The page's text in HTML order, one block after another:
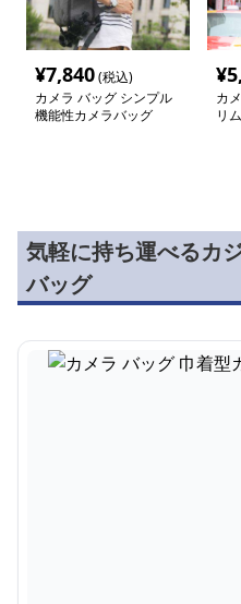
¥7,840(税込)
カメラ バッグ シンプル
機能性カメラバッグ
¥
カ
リ
気軽に持ち運べるカ
バッグ